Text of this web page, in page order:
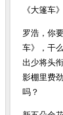
《大篷车》
罗浩，你
车》，干
出少将头
影棚里费
吗？